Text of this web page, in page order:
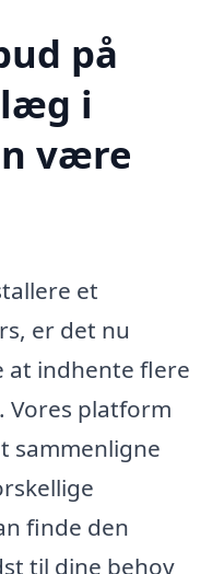
på
i
være
et
er det nu
at indhente flere
Vores platform
sammenligne
finde den
til dine behov